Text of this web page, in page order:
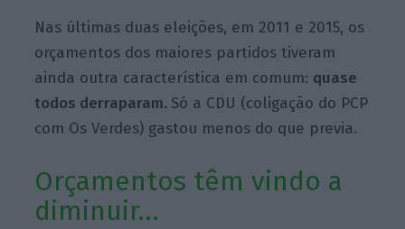
Nas últimas duas eleições, em 2011 e 2015, os
orçamentos dos maiores partidos tiveram
ainda outra característica em comum: quase
todos derraparam. Só a CDU (coligação do PCP
com Os Verdes) gastou menos do que previa.
Orçamentos têm vindo a
diminuir…